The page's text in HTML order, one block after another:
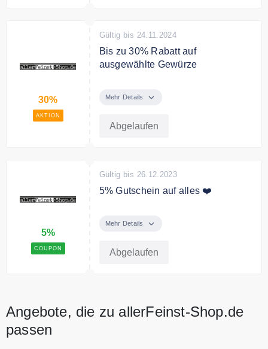
30%
AKTION
Gültig bis 24.11.2024
Bis zu 30% Rabatt auf
ausgewählte Gewürze
Gewürze auf allerFeinst-Shop.de.
Mehr Details
Abgelaufen
5%
COUPON
Gültig bis 26.12.2023
5% Gutschein auf alles ❤️
5% auf das gesamte Sortiment.
Bedingungen
Mehr Details
Abgelaufen
Angebote, die zu allerFeinst-Shop.de
passen